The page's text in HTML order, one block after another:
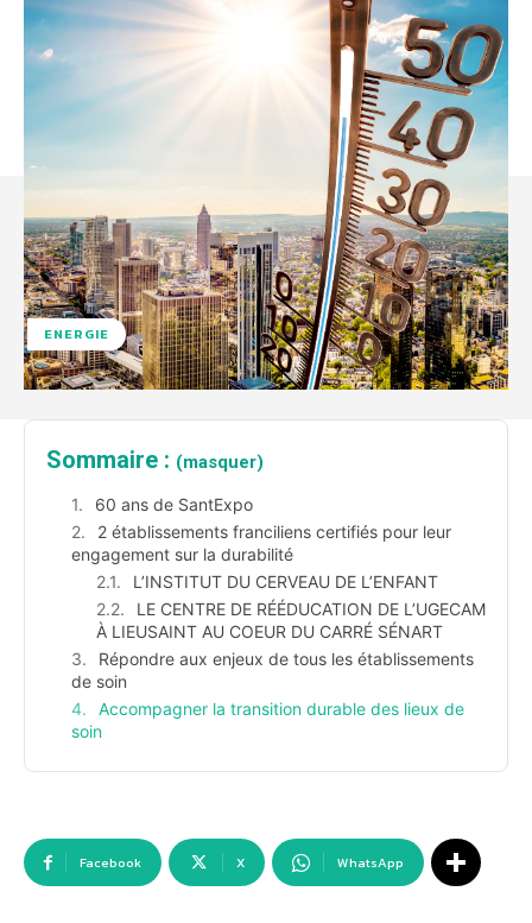
ENERGIE
Sommaire : (masquer)
60 ans de SantExpo
2 établissements franciliens certifiés pour leur
engagement sur la durabilité
L’INSTITUT DU CERVEAU DE L’ENFANT
LE CENTRE DE RÉÉDUCATION DE L’UGECAM
À LIEUSAINT AU COEUR DU CARRÉ SÉNART
Répondre aux enjeux de tous les établissements
de soin
Accompagner la transition durable des lieux de
soin
Facebook X WhatsApp